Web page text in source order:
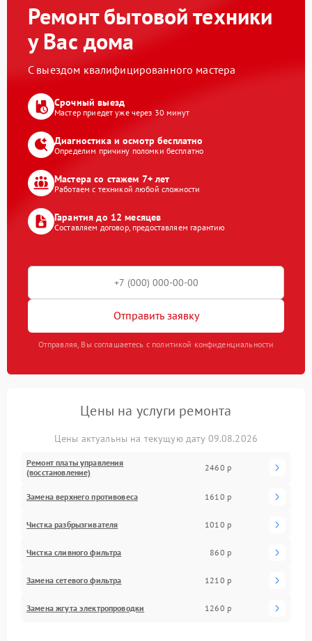
Ремонт бытовой техники
у Вас дома
С выездом квалифицированного мастера
Срочный выезд
Мастер приедет уже через 30 минут
Диагностика и осмотр бесплатно
Определим причину поломки бесплатно
Мастера со стажем 7+ лет
Работаем с техникой любой сложности
Гарантия до 12 месяцев
Составляем договор, предоставляем гарантию
Отправить заявку
Отправляя, Вы соглашаетесь с политикой конфиденциальности
Цены на услуги ремонта
Цены актуальны на текущую дату 09.08.2026
Ремонт платы управления
(восстановление)
2460 р
Замена верхнего противовеса 1610 р
Чистка разбрызгивателя 1010 р
Чистка сливного фильтра 860 р
Замена сетевого фильтра 1210 р
Замена жгута электропроводки 1260 р